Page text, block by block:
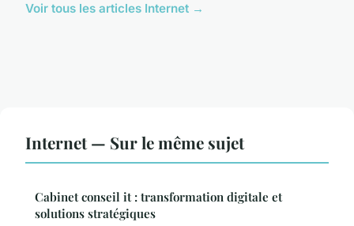
Voir tous les articles Internet →
Internet — Sur le même sujet
Cabinet conseil it : transformation digitale et
solutions stratégiques